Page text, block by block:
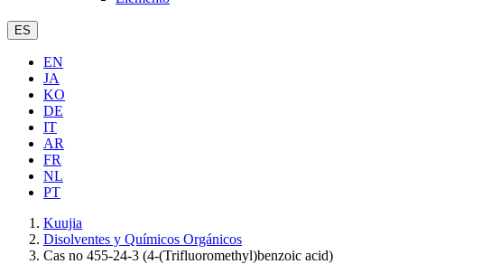
ES
EN
JA
KO
DE
IT
AR
FR
NL
PT
Kuujia
Disolventes y Químicos Orgánicos
Cas no 455-24-3 (4-(Trifluoromethyl)benzoic acid)